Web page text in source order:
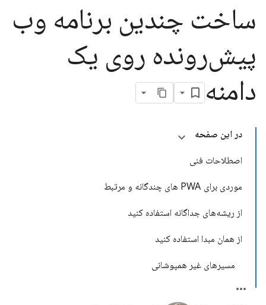
ساخت چندین برنامه وب
پیش‌رونده روی یک
دامنه
در این صفحه
اصطلاحات فنی
موردی برای PWA های چندگانه و مرتبط
از ریشه‌های جداگانه استفاده کنید
از همان مبدا استفاده کنید
مسیرهای غیر همپوشانی